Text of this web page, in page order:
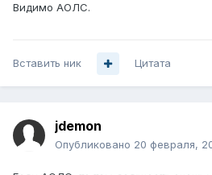
Видимо АОЛС.
Вставить ник Цитата
jdemon
Опубликовано 20 февраля,